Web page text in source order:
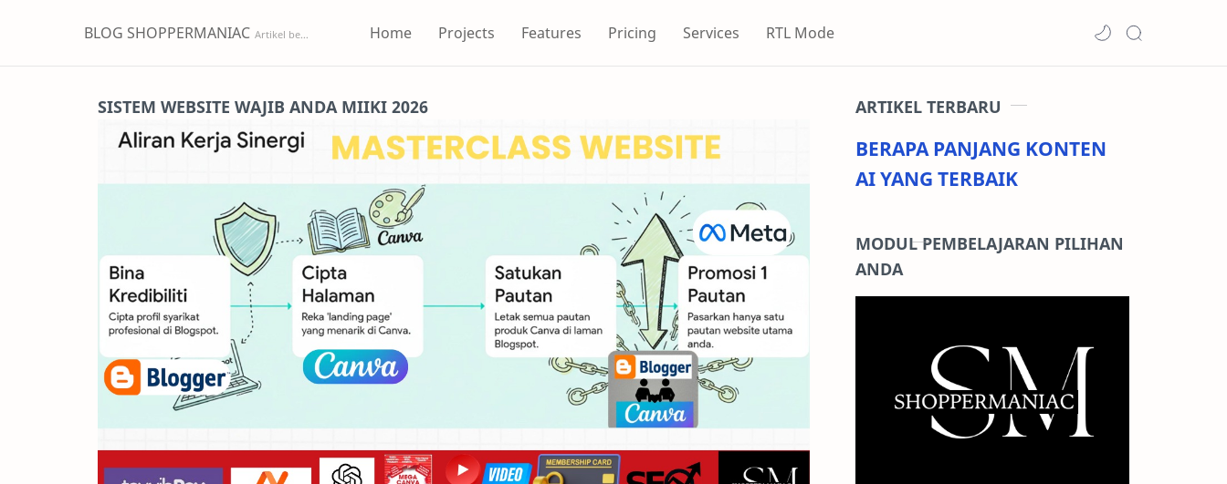
BLOG SHOPPERMANIAC Home Projects Features Pricing Services RTL Mode
SISTEM WEBSITE WAJIB ANDA MIIKI 2026 ARTIKEL TERBARU
BERAPA PANJANG KONTEN
AI YANG TERBAIK
MODUL PEMBELAJARAN PILIHAN
ANDA